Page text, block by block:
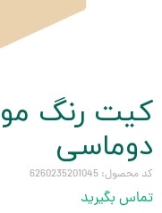
کیت رنگ
دوماسی
کد محصول: 6260235201045
تماس بگیرید